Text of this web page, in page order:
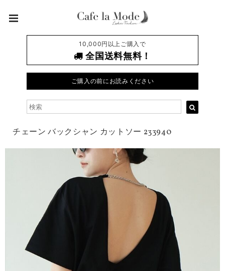
10,000円以上ご購入で
全国送料無料！
ご購入の前にお読みください
チェーン バックシャン カットソー 233940